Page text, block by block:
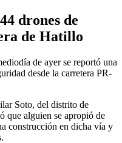
drones de
de Hatillo
de ayer se reportó una
desde la carretera PR-
Soto, del distrito de
que alguien se apropió de
construcción en dicha vía y